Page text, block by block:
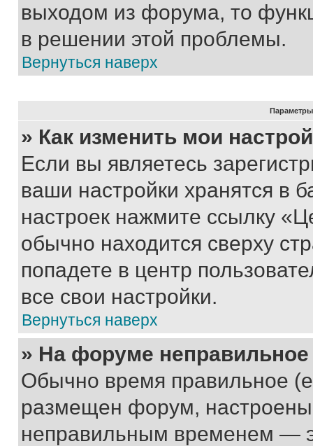
выходом из форума, то
в решении этой проблемы.
Вернуться наверх
Параметры
» Как изменить мои
Если вы являетесь
ваши настройки хранятся в
настроек нажмите ссылку
обычно находится сверху
попадете в центр
все свои настройки.
Вернуться наверх
» На форуме
Обычно время правильное
размещен форум, настроены
неправильным временем —